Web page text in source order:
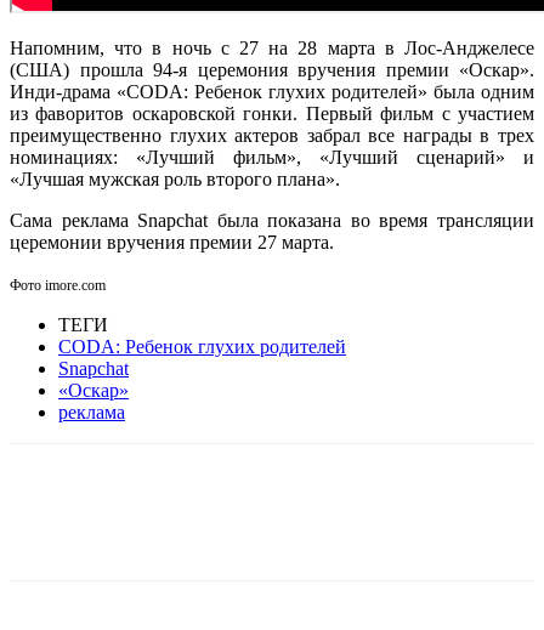
Напомним, что в ночь с 27 на 28 марта в Лос-Анджелесе
(США) прошла 94-я церемония вручения премии «Оскар».
Инди-драма «CODA: Ребенок глухих родителей» была одним
из фаворитов оскаровской гонки. Первый фильм с участием
преимущественно глухих актеров забрал все награды в трех
номинациях: «Лучший фильм», «Лучший сценарий» и
«Лучшая мужская роль второго плана».
Сама реклама Snapchat была показана во время трансляции
церемонии вручения премии 27 марта.
Фото imore.com
ТЕГИ
CODA: Ребенок глухих родителей
Snapchat
«Оскар»
реклама